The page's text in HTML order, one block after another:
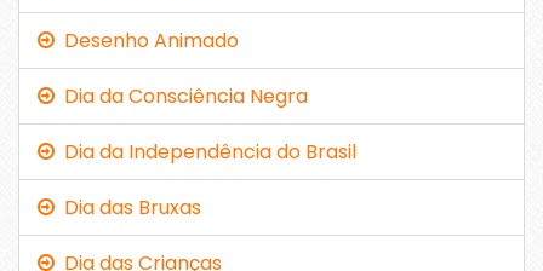
Desenho Animado
Dia da Consciência Negra
Dia da Independência do Brasil
Dia das Bruxas
Dia das Crianças